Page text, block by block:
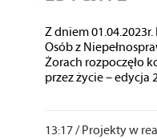
Z dniem
Osób z
Żorach rozpoczęło
przez życie – edycja
13:17 / Projekty w